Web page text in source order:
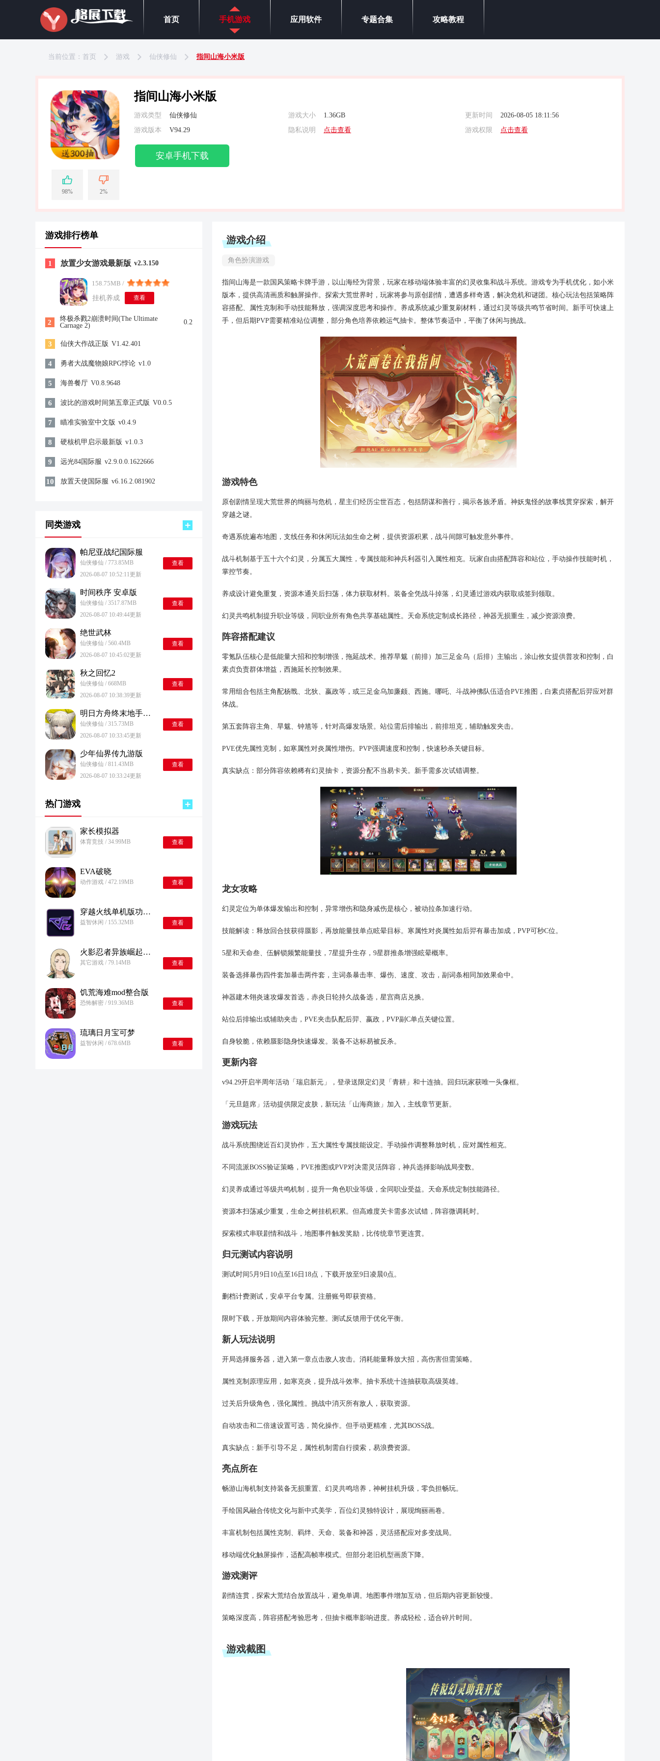
首页 手机游戏 应用软件 专题合集 攻略教程
当前位置： 首页 游戏 仙侠修仙 指间山海小米版
98% 2%
指间山海小米版
游戏类型 仙侠修仙 游戏大小 1.36GB 更新时间
2026-08-05 18:11:56
游戏版本
V94.29 隐私说明 点击查看 游戏权限 点击查看
安卓手机下载
游戏排行榜单
1 放置少女游戏最新版 v2.3.150
158.75MB /
挂机养成
查看
2
终极杀戮2崩溃时间(The Ultimate
Carnage 2)
0.2
3 仙侠大作战正版 V1.42.401
4 勇者大战魔物娘RPG悖论 v1.0
5 海兽餐厅 V0.8.9648
6 波比的游戏时间第五章正式版 V0.0.5
7 瞄准实验室中文版 v0.4.9
8 硬核机甲启示最新版 v1.0.3
9 远光84国际服 v2.9.0.0.1622666
10 放置天使国际服 v6.16.2.081902
同类游戏
帕尼亚战纪国际服
仙侠修仙 / 773.85MB
2026-08-07 10:52:11更新
查看
时间秩序 安卓版
仙侠修仙 / 3517.87MB
2026-08-07 10:49:44更新
查看
绝世武林
仙侠修仙 / 560.4MB
2026-08-07 10:45:02更新
查看
秋之回忆2
仙侠修仙 / 668MB
2026-08-07 10:38:39更新
查看
明日方舟终末地手机端
仙侠修仙 / 315.73MB
2026-08-07 10:33:45更新
查看
少年仙界传九游版
仙侠修仙 / 811.43MB
2026-08-07 10:33:24更新
查看
热门游戏
家长模拟器
体育竞技 / 34.99MB 查看
EVA破晓
动作游戏 / 472.19MB 查看
穿越火线单机版功能菜单
益智休闲 / 155.32MB 查看
火影忍者异族崛起第三章汉化版
其它游戏 / 79.14MB 查看
饥荒海难mod整合版
恐怖解密 / 919.36MB 查看
琉璃日月宝可梦
益智休闲 / 678.6MB 查看
游戏介绍
角色扮演游戏
指间山海是一款国风策略卡牌手游，以山海经为背景，玩家在移动端体验丰富的幻灵收集和战斗系统。游戏专为手机优化，如小米
版本，提供高清画质和触屏操作。探索大荒世界时，玩家将参与原创剧情，遭遇多样奇遇，解决危机和谜团。核心玩法包括策略阵
容搭配、属性克制和手动技能释放，强调深度思考和操作。养成系统减少重复刷材料，通过幻灵等级共鸣节省时间。新手可快速上
手，但后期PVP需要精准站位调整，部分角色培养依赖运气抽卡。整体节奏适中，平衡了休闲与挑战。
游戏特色
原创剧情呈现大荒世界的绚丽与危机，星主们经历尘世百态，包括阴谋和善行，揭示各族矛盾。神妖鬼怪的故事线贯穿探索，解开
穿越之谜。
奇遇系统遍布地图，支线任务和休闲玩法如生命之树，提供资源积累，战斗间隙可触发意外事件。
战斗机制基于五十六个幻灵，分属五大属性，专属技能和神兵利器引入属性相克。玩家自由搭配阵容和站位，手动操作技能时机，
掌控节奏。
养成设计避免重复，资源本通关后扫荡，体力获取材料。装备全凭战斗掉落，幻灵通过游戏内获取或签到领取。
幻灵共鸣机制提升职业等级，同职业所有角色共享基础属性。天命系统定制成长路径，神器无损重生，减少资源浪费。
阵容搭配建议
零氪队伍核心是低能量大招和控制增强，拖延战术。推荐旱魃（前排）加三足金乌（后排）主输出，涂山攸女提供普攻和控制，白
素贞负责群体增益，西施延长控制效果。
常用组合包括主角配杨戬、北狄、嬴政等，或三足金乌加廉颇、西施。哪吒、斗战神佛队伍适合PVE推图，白素贞搭配后羿应对群
体战。
第五套阵容主角、旱魃、钟馗等，针对高爆发场景。站位需后排输出，前排坦克，辅助触发夹击。
PVE优先属性克制，如寒属性对炎属性增伤。PVP强调速度和控制，快速秒杀关键目标。
真实缺点：部分阵容依赖稀有幻灵抽卡，资源分配不当易卡关。新手需多次试错调整。
龙女攻略
幻灵定位为单体爆发输出和控制，异常增伤和隐身减伤是核心，被动拉条加速行动。
技能解读：释放回合技获得蜃影，再放能量技单点眩晕目标。寒属性对炎属性如后羿有暴击加成，PVP可秒C位。
5星和天命叁、伍解锁频繁能量技，7星提升生存，9星群推条增强眩晕概率。
装备选择暴伤四件套加暴击两件套，主词条暴击率、爆伤、速度、攻击，副词条相同加效果命中。
神器建木翎炎速攻爆发首选，赤炎日轮持久战备选，星宫商店兑换。
站位后排输出或辅助夹击，PVE夹击队配后羿、嬴政，PVP副C单点关键位置。
自身较脆，依赖蜃影隐身快速爆发。装备不达标易被反杀。
更新内容
v94.29开启半周年活动「瑞启新元」，登录送限定幻灵「青耕」和十连抽。回归玩家获唯一头像框。
「元旦筵席」活动提供限定皮肤，新玩法「山海商旅」加入，主线章节更新。
游戏玩法
战斗系统围绕近百幻灵协作，五大属性专属技能设定。手动操作调整释放时机，应对属性相克。
不同流派BOSS验证策略，PVE推图或PVP对决需灵活阵容，神兵选择影响战局变数。
幻灵养成通过等级共鸣机制，提升一角色职业等级，全同职业受益。天命系统定制技能路径。
资源本扫荡减少重复，生命之树挂机积累。但高难度关卡需多次试错，阵容微调耗时。
探索模式串联剧情和战斗，地图事件触发奖励，比传统章节更连贯。
归元测试内容说明
测试时间5月9日10点至16日18点，下载开放至9日凌晨0点。
删档计费测试，安卓平台专属。注册账号即获资格。
限时下载，开放期间内容体验完整。测试反馈用于优化平衡。
新人玩法说明
开局选择服务器，进入第一章点击敌人攻击。消耗能量释放大招，高伤害但需策略。
属性克制原理应用，如寒克炎，提升战斗效率。抽卡系统十连抽获取高级英雄。
过关后升级角色，强化属性。挑战中消灭所有敌人，获取资源。
自动攻击和二倍速设置可选，简化操作。但手动更精准，尤其BOSS战。
真实缺点：新手引导不足，属性机制需自行摸索，易浪费资源。
亮点所在
畅游山海机制支持装备无损重置、幻灵共鸣培养，神树挂机升级，零负担畅玩。
手绘国风融合传统文化与新中式美学，百位幻灵独特设计，展现绚丽画卷。
丰富机制包括属性克制、羁绊、天命、装备和神器，灵活搭配应对多变战局。
移动端优化触屏操作，适配高帧率模式。但部分老旧机型画质下降。
游戏测评
剧情连贯，探索大荒结合放置战斗，避免单调。地图事件增加互动，但后期内容更新较慢。
策略深度高，阵容搭配考验思考，但抽卡概率影响进度。养成轻松，适合碎片时间。
游戏截图